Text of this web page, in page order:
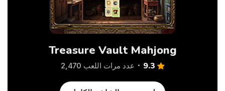
Treasure Vault Mahjong
9.3 عدد مرات اللعب 2,470